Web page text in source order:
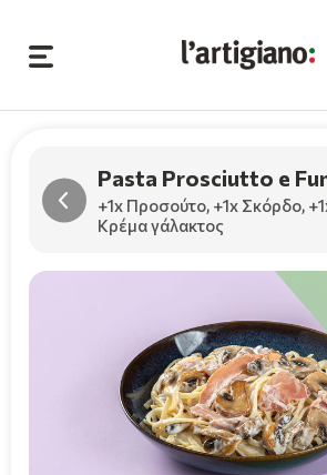
Pasta Prosciutto e
+1x Προσούτο, +1x Σκόρδο,
Κρέμα γάλακτος